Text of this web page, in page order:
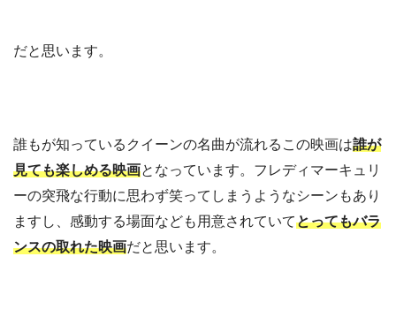
だと思います。
誰もが知っているクイーンの名曲が流れるこの映画は誰が
見ても楽しめる映画となっています。フレディマーキュリ
ーの突飛な行動に思わず笑ってしまうようなシーンもあり
ますし、感動する場面なども用意されていてとってもバラ
ンスの取れた映画だと思います。